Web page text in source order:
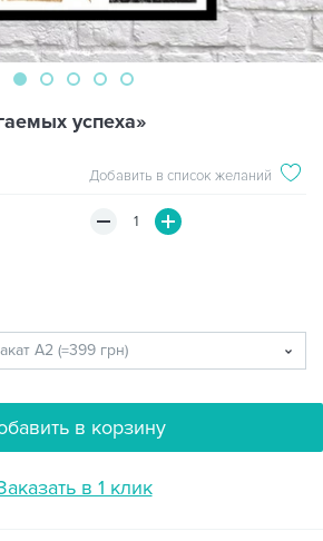
успеха»
Добавить в список желаний
в корзину
в 1 клик